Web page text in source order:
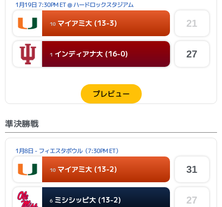
1月19日 7:30PM ET @ ハードロックスタジアム
10 マイアミ大 (13-3) 21
1 インディアナ大 (16-0) 27
プレビュー
準決勝戦
1月8日 - フィエスタボウル（7:30PM ET）
10 マイアミ大 (13-2) 31
6 ミシシッピ大 (13-2) 27